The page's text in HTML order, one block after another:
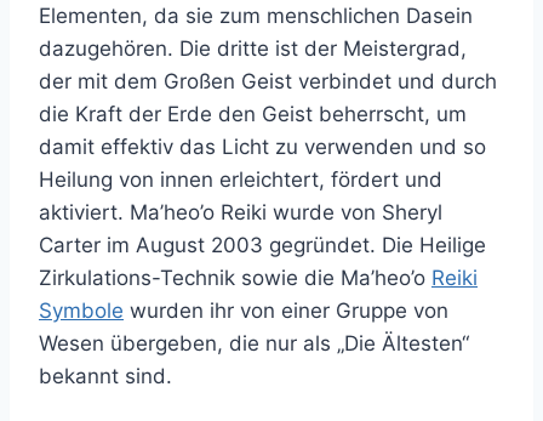
Elementen, da sie zum menschlichen Dasein
dazugehören. Die dritte ist der Meistergrad,
der mit dem Großen Geist verbindet und durch
die Kraft der Erde den Geist beherrscht, um
damit effektiv das Licht zu verwenden und so
Heilung von innen erleichtert, fördert und
aktiviert. Ma’heo’o Reiki wurde von Sheryl
Carter im August 2003 gegründet. Die Heilige
Zirkulations-Technik sowie die Ma’heo’o Reiki
Symbole wurden ihr von einer Gruppe von
Wesen übergeben, die nur als „Die Ältesten“
bekannt sind.